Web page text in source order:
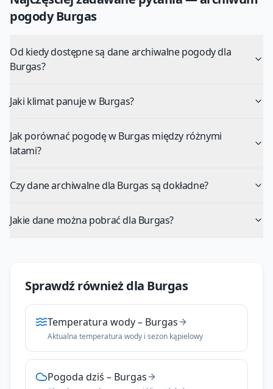
pogodyBurgas
Od kiedy dostępne są dane archiwalne pogody dla
Burgas?
Jaki klimat panuje w Burgas?
Jak porównać pogodę w Burgas między różnymi
latami?
Czy dane archiwalne dla Burgas są dokładne?
Jakie dane można pobrać dla Burgas?
Sprawdź również dla Burgas
Temperatura wody– Burgas
Aktualna temperatura wody i sezon kąpielowy
Pogoda dziś – Burgas